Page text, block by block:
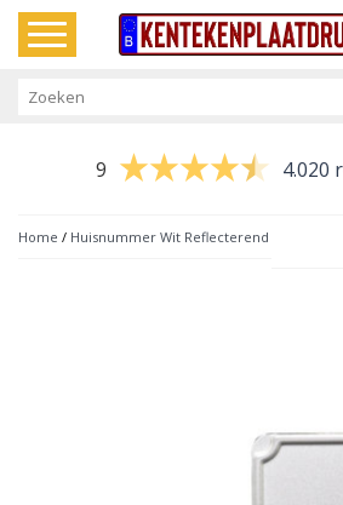
Toggle
navigation
9 4.020
Home / Huisnummer Wit Reflecterend